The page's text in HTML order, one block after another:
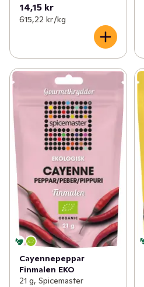
14,15 kr
615,22 kr /kg
Cayennepeppar
Finmalen EKO
21 g, Spicemaster